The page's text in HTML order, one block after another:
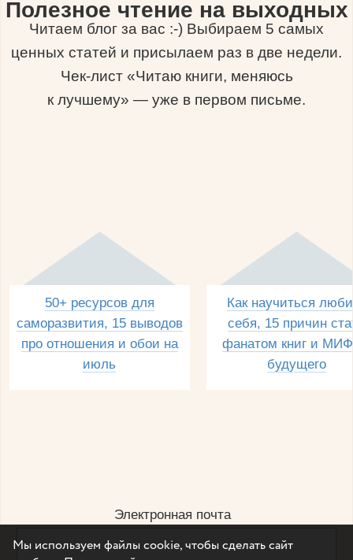
Полезное чтение на выходных
Читаем блог за вас :-) Выбираем 5 самых
ценных статей и присылаем раз в две недели.
Чек-лист «Читаю книги, меняюсь
к лучшему» — уже в первом письме.
50+ ресурсов для
саморазвития, 15 выводов
про отношения и обои на
июль
Как научиться
себя, 15 причин
фанатом книг и
будущего
Электронная почта
Мы используем файлы cookie, чтобы сделать сайт